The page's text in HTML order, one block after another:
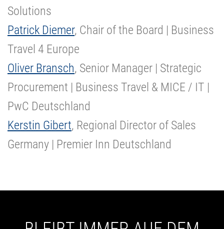
Solutions
Patrick Diemer, Chair of the Board | Business
Travel 4 Europe
Oliver Bransch, Senior Manager | Strategic
Procurement | Business Travel & MICE / IT |
PwC Deutschland
Kerstin Gibert, Regional Director of Sales
Germany | Premier Inn Deutschland